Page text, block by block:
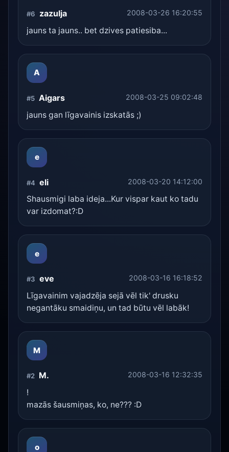
#6 zazulja 2008-03-26 16:20:55
jauns ta jauns.. bet dzives patiesiba...
A
#5 Aigars 2008-03-25 09:02:48
jauns gan līgavainis izskatās ;)
e
#4 eli 2008-03-20 14:12:00
Shausmigi laba ideja...Kur vispar kaut ko tadu
var izdomat?:D
e
#3 eve 2008-03-16 16:18:52
Līgavainim vajadzēja sejā vēl tik' drusku
negantāku smaidiņu, un tad būtu vēl labāk!
M
#2 M. 2008-03-16 12:32:35
!
mazās šausmiņas, ko, ne??? :D
o